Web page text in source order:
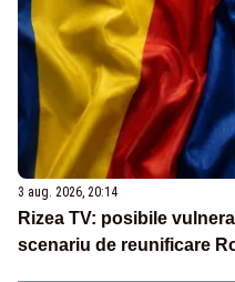
3 aug. 2026, 20:14
Rizea TV: posibile
scenariu de reunificare